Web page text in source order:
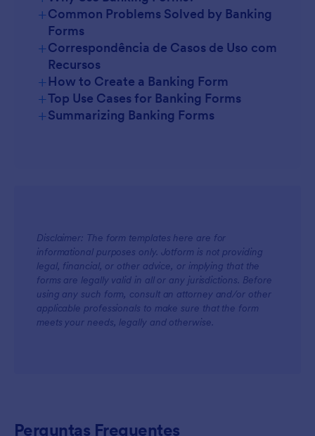
+Common Problems Solved by Banking
Forms
+Correspondência de Casos de Uso com
Recursos
+How to Create a Banking Form
+Top Use Cases for Banking Forms
For Managers
For Teams
+Summarizing Banking Forms
Disclaimer: The form templates here are for
informational purposes only. Jotform is not providing
legal, financial, or other advice, or implying that the
forms are legally valid in all or any jurisdictions. Before
using any such form, consult an attorney and/or other
applicable professionals to make sure that the form
meets your needs, legally and otherwise.
Perguntas Frequentes